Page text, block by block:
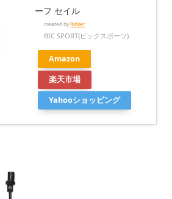
ーフ セイル
created byRinker
BIC SPORT(ビックスポーツ)
Amazon
楽天市場
Yahooショッピング